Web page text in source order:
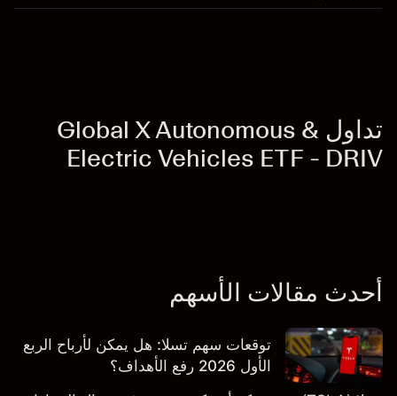
تداول Global X Autonomous &
Electric Vehicles ETF - DRIV
أحدث مقالات الأسهم
توقعات سهم تسلا: هل يمكن لأرباح الربع
الأول 2026 رفع الأهداف؟